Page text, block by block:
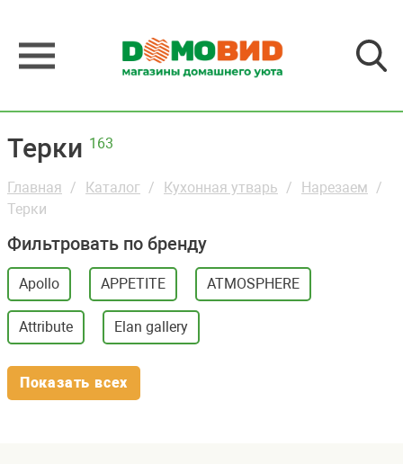
Терки 163
Главная Каталог Кухонная утварь
Нарезаем
Терки
Фильтровать по бренду
Apollo APPETITE ATMOSPHERE
Attribute Elan gallery
Показать всех